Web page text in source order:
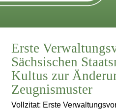
Erste
Sächsischen
Kultus zur
Zeugnismuster
Vollzitat: Erste